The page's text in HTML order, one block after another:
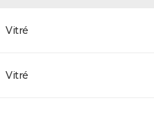
Vitré
Vitré